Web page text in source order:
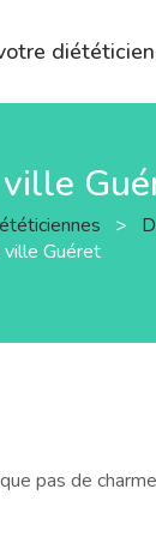
>
ville Guéret
pas de